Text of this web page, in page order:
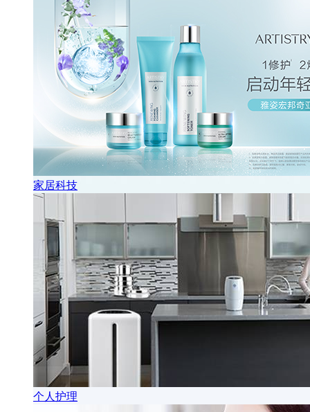
家居科技
个人护理